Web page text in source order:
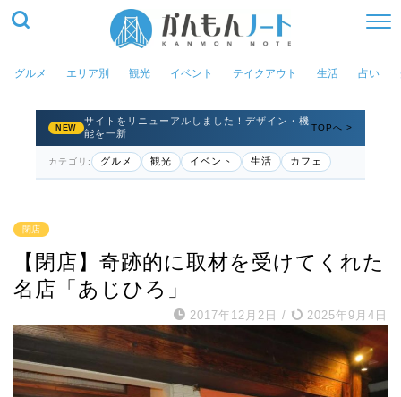
グルメ エリア別 観光 イベント テイクアウト 生活 占い
NEW
サイトをリニューアルしました！デザイン・機
能を一新
TOPへ >
カテゴリ: グルメ 観光 イベント 生活 カフェ
閉店
【閉店】奇跡的に取材を受けてくれた
名店「あじひろ」
2017年12月2日 / 2025年9月4日